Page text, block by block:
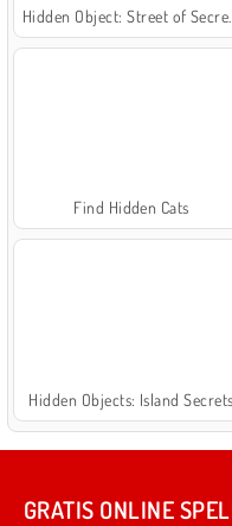
Find Hidden Cats
Hidden Objects: Island Secrets
GRATIS ONLINE